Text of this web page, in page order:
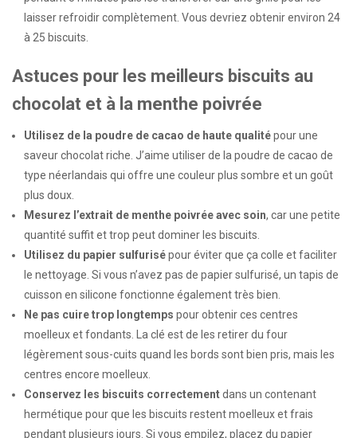
laisser refroidir complètement. Vous devriez obtenir environ 24
à 25 biscuits.
Astuces pour les meilleurs biscuits au
chocolat et à la menthe poivrée
Utilisez de la poudre de cacao de haute qualitépour une
saveur chocolat riche. J’aime utiliser de la poudre de cacao de
type néerlandais qui offre une couleur plus sombre et un goût
plus doux.
Mesurez l’extrait de menthe poivrée avec soin, car une petite
quantité suffit et trop peut dominer les biscuits.
Utilisez du papier sulfurisépour éviter que ça colle et faciliter
le nettoyage. Si vous n’avez pas de papier sulfurisé, un tapis de
cuisson en silicone fonctionne également très bien.
Ne pas cuire trop longtemps pour obtenir ces centres
moelleux et fondants. La clé est de les retirer du four
légèrement sous-cuits quand les bords sont bien pris, mais les
centres encore moelleux.
Conservez les biscuits correctementdans un contenant
hermétique pour que les biscuits restent moelleux et frais
pendant plusieurs jours. Si vous empilez, placez du papier